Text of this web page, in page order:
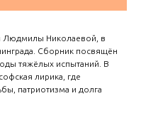
Людмилы Николаевой, в
Сборник посвящён
тяжёлых испытаний. В
лирика, где
патриотизма и долга